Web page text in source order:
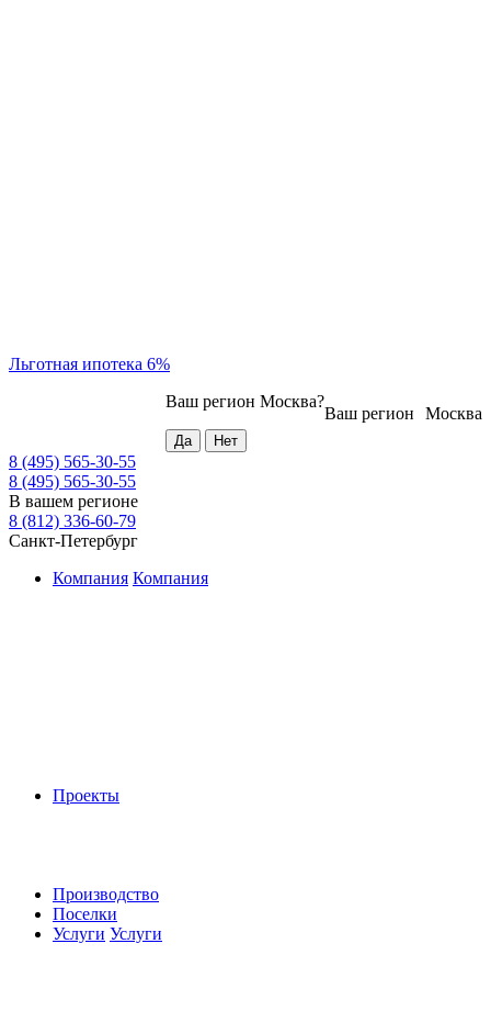
Льготная ипотека 6%
Москва
Ваш регион
Ваш регион Москва?
8 (495) 565-30-55
8 (495) 565-30-55
В вашем регионе
8 (812) 336-60-79
Санкт-Петербург
Компания Компания
Проекты
Производство
Поселки
Услуги Услуги